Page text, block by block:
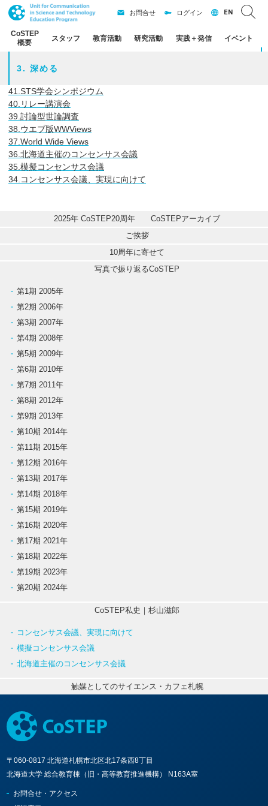
CoSTEP
概要
スタッフ 教育活動 研究活動 実践＋発信 イベント
お問合せ ログイン EN
3. 深める
41. STS学会シンポジウム
40. リレー講演会
39. 討論型世論調査
38. ウエブ版WWViews
37. World Wide Views
36. 北海道主催のコンセンサス会議
35. 模擬コンセンサス会議
34. コンセンサス会議、実現に向けて
2025年 CoSTEP20周年　　CoSTEPアーカイブ
ご挨拶
10周年に寄せて
写真で振り返るCoSTEP
第1期 2005年
第2期 2006年
第3期 2007年
第4期 2008年
第5期 2009年
第6期 2010年
第7期 2011年
第8期 2012年
第9期 2013年
第10期 2014年
第11期 2015年
第12期 2016年
第13期 2017年
第14期 2018年
第15期 2019年
第16期 2020年
第17期 2021年
第18期 2022年
第19期 2023年
第20期 2024年
CoSTEP私史｜杉山滋郎
コンセンサス会議、実現に向けて
模擬コンセンサス会議
北海道主催のコンセンサス会議
触媒としてのサイエンス・カフェ札幌
〒060-0817 北海道札幌市北区北17条西8丁目
北海道大学 総合教育棟（旧・高等教育推進機構） N163A室
お問合せ・アクセス